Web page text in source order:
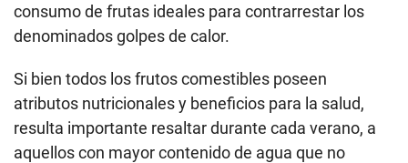
consumo de frutas ideales para contrarrestar los
denominados golpes de calor.
Si bien todos los frutos comestibles poseen
atributos nutricionales y beneficios para la salud,
resulta importante resaltar durante cada verano, a
aquellos con mayor contenido de agua que no